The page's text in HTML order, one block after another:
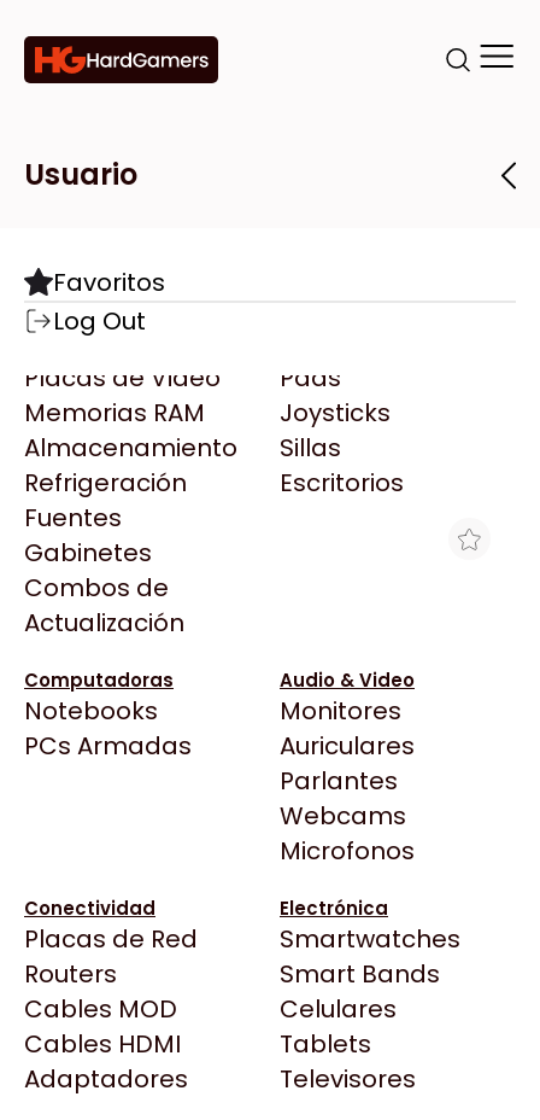
Categorías
Componentes
Motherboards
Microprocesadores
Placas de Video
Memorias RAM
Almacenamiento
Refrigeración
Fuentes
Gabinetes
Combos de
Actualización
Pads
Joysticks
Sillas
Escritorios
Computadoras
Notebooks
PCs Armadas
Audio & Video
Monitores
Auriculares
Parlantes
Webcams
Microfonos
Conectividad
Placas de Red
Routers
Cables MOD
Cables HDMI
Adaptadores
Electrónica
Smartwatches
Smart Bands
Celulares
Tablets
Televisores
Marcas
Todas las Marcas
AMD
AULA
Acer
Adata
AeroCool
Antec
Arkham
Asrock
BenQ
CX
Cooler Master
Deepcool
Dell
EVGA
Gamemax
Genesis
Genius
Tiendas
Destacadas
Todas las Tiendas
Click Gaming
Compufan Store
Dinobyte
Full H4rd
Gaming City
Gezatek
Usuario
Favoritos
Log Out
IMPRESORA EPSON M3170
MULTIFUNCIÓN
$863.085
Ver producto en la página de Gaming Point